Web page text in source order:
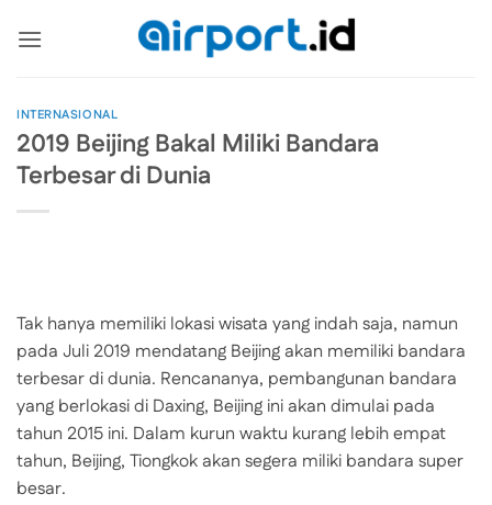
INTERNASIONAL
2019 Beijing Bakal Miliki Bandara
Terbesar di Dunia
Tak hanya memiliki lokasi wisata yang indah saja, namun
pada Juli 2019 mendatang Beijing akan memiliki bandara
terbesar di dunia. Rencananya, pembangunan bandara
yang berlokasi di Daxing, Beijing ini akan dimulai pada
tahun 2015 ini. Dalam kurun waktu kurang lebih empat
tahun, Beijing, Tiongkok akan segera miliki bandara super
besar.